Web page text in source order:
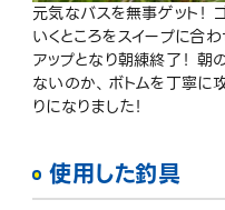
元気なバスを無事ゲット！
いくところをスイープに合
アップとなり朝練終了！ 朝
ないのか、ボトムを丁寧に
りになりました！
使用した釣具